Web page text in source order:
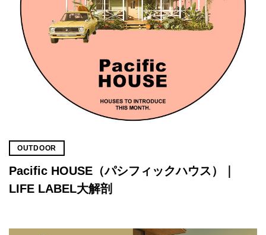
OUTDOOR
Pacific HOUSE（パシフィックハウス）｜
LIFE LABEL大解剖